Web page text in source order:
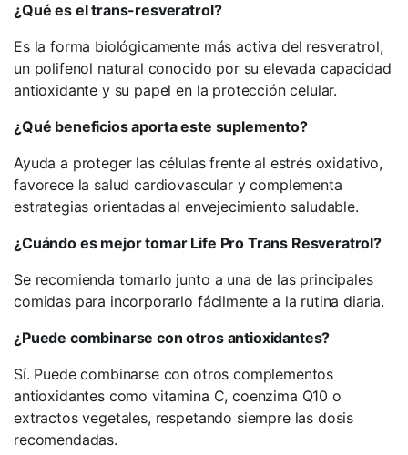
¿Qué es el trans-resveratrol?
Es la forma biológicamente más activa del resveratrol,
un polifenol natural conocido por su elevada capacidad
antioxidante y su papel en la protección celular.
¿Qué beneficios aporta este suplemento?
Ayuda a proteger las células frente al estrés oxidativo,
favorece la salud cardiovascular y complementa
estrategias orientadas al envejecimiento saludable.
¿Cuándo es mejor tomar Life Pro Trans Resveratrol?
Se recomienda tomarlo junto a una de las principales
comidas para incorporarlo fácilmente a la rutina diaria.
¿Puede combinarse con otros antioxidantes?
Sí. Puede combinarse con otros complementos
antioxidantes como vitamina C, coenzima Q10 o
extractos vegetales, respetando siempre las dosis
recomendadas.